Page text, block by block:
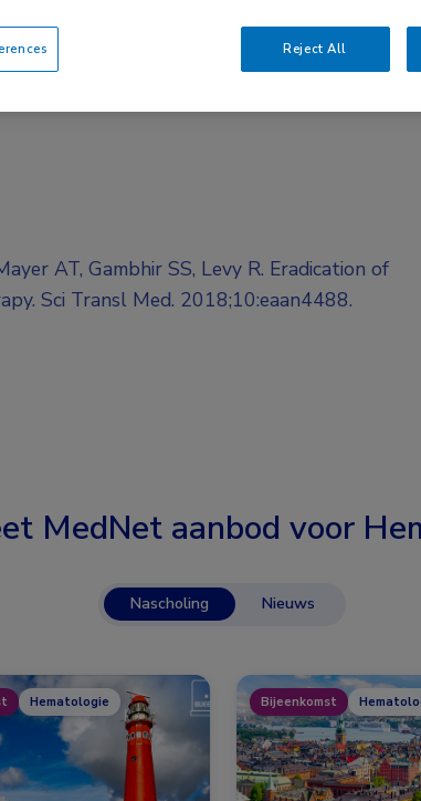
AT, Gambhir SS, Levy R. Eradication of
Sci Transl Med. 2018;10:eaan4488.
MedNet aanbod voor
Nascholing Nieuws
Hematologie Bijeenkomst
Reject All